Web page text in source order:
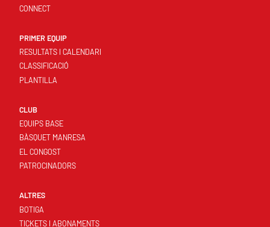
CONNECT
PRIMER EQUIP
RESULTATS I CALENDARI
CLASSIFICACIÓ
PLANTILLA
CLUB
EQUIPS BASE
BÀSQUET MANRESA
EL CONGOST
PATROCINADORS
ALTRES
BOTIGA
TICKETS I ABONAMENTS